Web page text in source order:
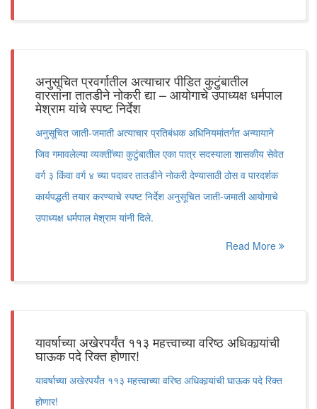
अनुसूचित प्रवर्गातील अत्याचार पीडित कुटुंबातील
वारसांना तातडीने नोकरी द्या – आयोगाचे उपाध्यक्ष धर्मपाल
मेश्राम यांचे स्पष्ट निर्देश
अनुसूचित जाती-जमाती अत्याचार प्रतिबंधक अधिनियमांतर्गत अन्यायाने
जिव गमावलेल्या व्यक्तींच्या कुटुंबातील एका पात्र सदस्याला शासकीय सेवेत
वर्ग ३ किंवा वर्ग ४ च्या पदावर तातडीने नोकरी देण्यासाठी ठोस व पारदर्शक
कार्यपद्धती तयार करण्याचे स्पष्ट निर्देश अनुसूचित जाती-जमाती आयोगाचे
उपाध्यक्ष धर्मपाल मेश्राम यांनी दिले.
Read More
यावर्षाच्या अखेरपर्यंत ११३ महत्त्वाच्या वरिष्ठ अधिकार्‍यांची
घाऊक पदे रिक्त होणार!
यावर्षाच्या अखेरपर्यंत ११३ महत्त्वाच्या वरिष्ठ अधिकार्‍यांची घाऊक पदे रिक्त
होणार!